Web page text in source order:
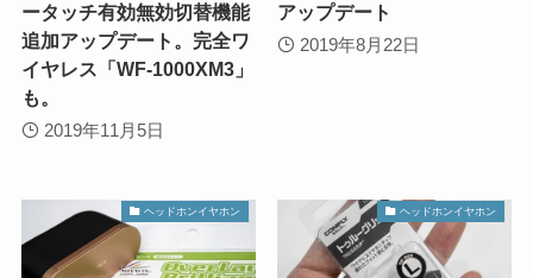
ータッチ有効無効切替機能
追加アップデート。完全ワ
イヤレス「WF-1000XM3」
も。
2019年11月5日
アップデート
2019年8月22日
ヘッドホンイヤホン ヘッドホンイヤホン